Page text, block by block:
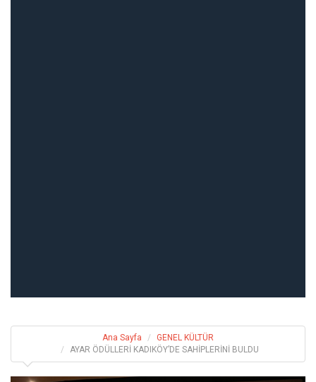
Ana Sayfa
GENEL KÜLTÜR
AYAR ÖDÜLLERİ KADIKÖY’DE SAHİPLERİNİ BULDU